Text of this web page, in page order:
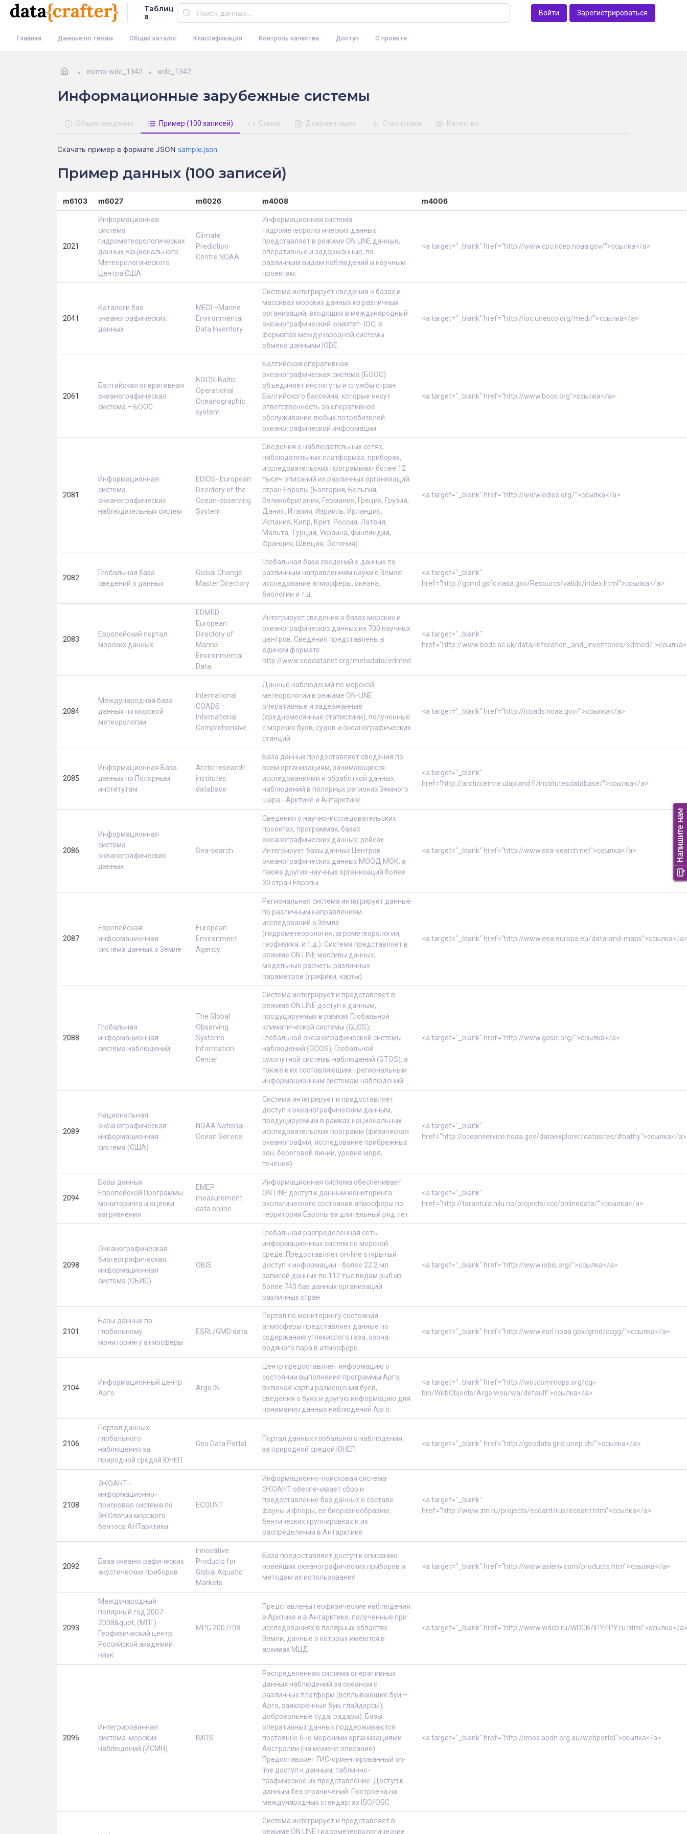
Таблиц
а
Войти Зарегистрироваться
Главная Данные по темам Общий каталог Классификация Контроль качества Доступ О проекте
esimo-wdc_1342 wdc_1342
Информационные зарубежные системы
Общие сведения Пример (100 записей) Схема Документация Статистика Качество
Скачать пример в формате JSON sample.json
Пример данных (100 записей)
m6103 m6027 m6026 m4008 m4006
2021
Информационная
система
гидрометеорологических
данных Национального
Метеорологического
Центра США
Climate
Prediction
Centre NOAA
Информационная система
гидрометеорологических данных
представляет в режиме ON LINE данные,
оперативные и задержанные, по
различным видам наблюдений и научным
проектам.
<a target="_blank" href="http://www.cpc.ncep.noaa.gov/">ссылка</a>
2041
Каталоги баз
океанографических
данных
MEDI –Marine
Environmental
Data Inventory
Cистема интегрирует сведения о базах и
массивах морских данных из различных
организаций, входящих в международный
океанографический комитет- IOC, в
форматах международной системы
обмена данными IODE.
<a target="_blank" href="http://ioc.unesco.org/medi/">ссылка</a>
2061
Балтийская оперативная
океанографическая
система – БООС
BOOS-Baltic
Operational
Oceanographic
system
Балтийская оперативная
океанографическая система (БООС)
объединяет институты и службы стран
Балтийского бассейна, которые несут
ответственность за оперативное
обслуживание любых потребителей
океанографической информации.
<a target="_blank" href="http://www.boos.org">ссылка</a>
2081
Информационная
система
океанографических
наблюдательных систем
EDIOS- European
Directory of the
Ocean-observing
System
Сведения о наблюдательных сетях,
наблюдательных платформах, приборах,
исследовательских программах- более 12
тысяч описаний из различных организаций
стран Европы (Болгария, Бельгия,
Великобритания, Германия, Греция, Грузия,
Дания, Италия, Израиль, Ирландия,
Испания, Кипр, Крит, Россия, Латвия,
Мальта, Турция, Украина, Финляндия,
Франция, Швеция, Эстония)
<a target="_blank" href="http://www.edios.org/">ссылка</a>
2082
Глобальная база
сведений о данных
Global Change
Master Directory
Глобальная база сведений о данных по
различным направлениям науки о Земле:
исследование атмосферы, океана,
биологии и т.д.
<a target="_blank"
href="http://gcmd.gsfc.nasa.gov/Resourcs/valids/index.html">ссылка</a>
2083
Европейский портал
морских данных
EDMED -
European
Directory of
Marine
Environmental
Data
Интегрирует сведения о базах морских и
океанографических данных из 700 научных
центров. Сведения представлены в
едином формате.
http://www.seadatanet.org/metadata/edmed
<a target="_blank"
href="http://www.bodc.ac.uk/data/inforation_and_inventories/edmed/
2084
Международная база
данных по морской
метеорологии
International
COADS –
International
Comprehensive
Данные наблюдений по морской
метеорологии в режиме ON-LINE:
оперативные и задержанные
(среднемесячные статистики), полученные
с морских буев, судов и океанографических
станций.
<a target="_blank" href="http://icoads.noaa.gov/">ссылка</a>
2085
Информационная База
данных по Полярным
институтам
Arctic research
institutes
database
База данных предоставляет сведения по
всем организациям, занимающихся
исследованиями и обработкой данных
наблюдений в полярных регионах Земного
шара - Арктике и Антарктике
<a target="_blank"
href="http://arcticcentre.ulapland.fi/institutesdatabase/">ссылка</a>
2086
Информационная
система
океанографических
данных
Sea-search
Сведения о научно-исследовательских
проектах, программах, базах
океанографических данных, рейсах.
Интегрирует базы данных Центров
океанографических данных МООД МОК, а
также других научных организаций более
30 стран Европы.
<a target="_blank" href="http://www.sea-search.net">ссылка</a>
2087
Европейская
информационная
система данных о Земле
European
Environment
Agency
Региональная система интегрирует данные
по различным направлениям
исследований о Земле
(гидрометеорология, агрометеорология,
геофизика, и т.д.). Система представляет в
режиме ON LINE массивы данных,
модельные расчеты различных
параметров (графики, карты)
<a target="_blank" href="http://www.eea.europa.eu/data-and-maps">ссылка</
2088
Глобальная
информационная
система наблюдений
The Global
Observing
Systems
Information
Center
Система интегрирует и представляет в
режиме ON LINE доступ к данным,
продуцируемых в рамках Глобальной
климатической системы (GLOS),
Глобальной океанографической системы
наблюдений (GOOS), Глобальной
сухопутной системы наблюдений (GTOS), а
также к их составляющим - региональным
информационным системам наблюдений.
<a target="_blank" href="http://www.gosic.org/">ссылка</a>
2089
Национальная
океанографическая
информационная
система (США)
NOAA National
Ocean Service
Система интегрирует и предоставляет
доступ к океанографическим данным,
продуцируемым в рамках национальных
исследовательских программ (физическая
океанография, исследование прибрежных
зон, береговой линии, уровня моря,
течения)
<a target="_blank"
href="http://oceanservice.noaa.gov/dataexplorer/datasites/#bathy">ссылка</a>
2094
Базы данных
Европейской Программы
мониторинга и оценки
загрязнения
EMEP
measurement
data online
Информационная система обеспечивает
ON LINE доступ к данным мониторинга
экологического состояния атмосферы по
территории Европы за длительный ряд лет
<a target="_blank"
href="http://tarantula.nilu.no/projects/ccc/onlinedata/">ссылка</a>
2098
Океанографическая
биогеографическая
информационная
система (ОБИС)
OBIS
Глобальная распределенная сеть
информационных систем по морской
среде. Предоставляет on-line открытый
доступ к информации - более 22.2 мл.
записей данных по 112 тыс.видам рыб из
более 740 баз данных организаций
различных стран
<a target="_blank" href="http://www.iobis.org/">ссылка</a>
2101
Базы данных по
глобальному
мониторингу атмосферы
ESRL/GMD data
Портал по мониторингу состояния
атмосферы представляет данные по
содержанию углекислого газа, озона,
водяного пара в атмосфере.
<a target="_blank" href="http://www.esrl.noaa.gov/gmd/ccgg/">ссылка</a>
2104
Информационный центр
Арго
Argo IS
Центр предоставляет информацию о
состоянии выполнения программы Арго,
включая карты размещения буев,
сведения о буях и другую информацию для
понимания данных наблюдений Арго.
<a target="_blank" href="http://wo.jcommops.org/cgi-
bin/WebObjects/Argo.woa/wa/default">ссылка</a>
2106
Портал данных
глобального
наблюдения за
природной средой ЮНЕП
Geo Data Portal
Портал данных глобального наблюдения
за природной средой ЮНЕП
<a target="_blank" href="http://geodata.grid.unep.ch/">ссылка</a>
2108
ЭКОАНТ -
информационно-
поисковая система по
ЭКОлогии морского
бентоса АНТарктики
ECOUNT
Информационно-поисковая система
ЭКОАНТ обеспечивает сбор и
предоставление баз данных о составе
фауны и флоры, ее биоразнообразию,
бентических группировках и их
распределении в Антарктике
<a target="_blank"
href="http://www.zin.ru/projects/ecoant/rus/ecoant.htm">ссылка</a>
2092
База океанографических
акустических приборов
Innovative
Products for
Global Aquatic
Markets
База предоставляет доступ к описанию
новейших океанографических приборов и
методам их использования
<a target="_blank" href="http://www.aslenv.com/products.htm">ссылка</a>
2093
Международный
полярный год 2007-
2008&quot, (МПГ) -
Геофизический центр
Российской академии
наук
МPG 2007/08
Представлены геофизические наблюдения
в Арктике и в Антарктике, полученные при
исследованиях в полярных областях
Земли, данные о которых имеются в
архивах МЦД
<a target="_blank" href="http://www.wdcb.ru/WDCB/IPY/IPY.ru.html">ссылка</
2095
Интегрированная
система .морских
наблюдений (ИСМН)
IMOS
Распределенная система оперативных
данных наблюдений за океаном с
различных платформ (всплывающие буи –
Арго, заякоренные буи, глайдерсы),
добровольные суда, радары). Базы
оперативных данных поддерживаются
постоянно 6-ю морскими организациями
Австралии (на момент описания).
Предоставляет ГИС-ориентированный on-
line доступ к данным, таблично-
графическое их представление. Доступ к
данным без ограничений. Построена на
международных стандартах ISO/OGC
<a target="_blank" href="http://imos.aodn.org.au/webportal">ссылка</a>
Система интегрирует и представляет в
режиме ON LINE гидрометеорологические